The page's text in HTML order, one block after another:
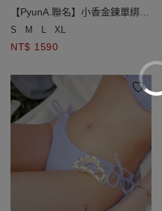
【PyunA.聯名】小香金鍊單綁帶
小巧杯比基尼
S M L XL
NT$ 1590